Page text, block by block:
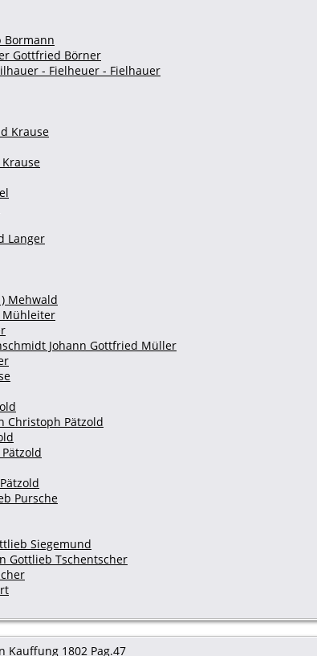
Bormann
Gottfried Börner
- Fielheuer - Fielhauer
Krause
Langer
Mehwald
Mühleiter
Johann Gottfried Müller
Christoph Pätzold
Pursche
Siegemund
Gottlieb Tschentscher
Kauffung 1802 Pag.47